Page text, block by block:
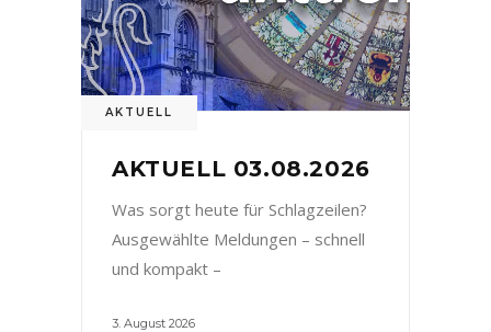
AKTUELL
AKTUELL 03.08.2026
Was sorgt heute für Schlagzeilen?
Ausgewählte Meldungen – schnell
und kompakt –
3. August 2026